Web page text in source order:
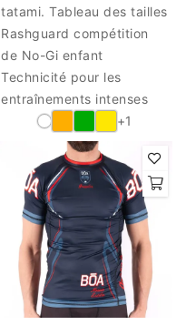
tatami. Tableau des tailles
Rashguard compétition
de No-Gi enfant
Technicité pour les
entraînements intenses
+1